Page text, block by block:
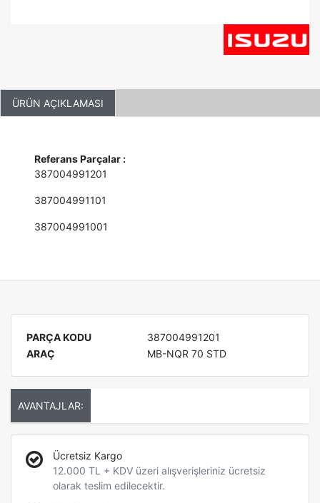
ÜRÜN AÇIKLAMASI
Referans Parçalar :
387004991201
387004991101
387004991001
PARÇA KODU
387004991201
ARAÇ
MB-NQR 70 STD
AVANTAJLAR:
Ücretsiz Kargo
12.000 TL + KDV üzeri alışverişleriniz ücretsiz
olarak teslim edilecektir.